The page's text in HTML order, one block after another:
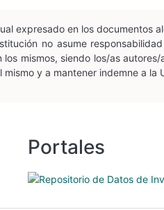
expresado en los documentos
no asume
mismos, siendo los/as
y a mantener indemne a la
Portales